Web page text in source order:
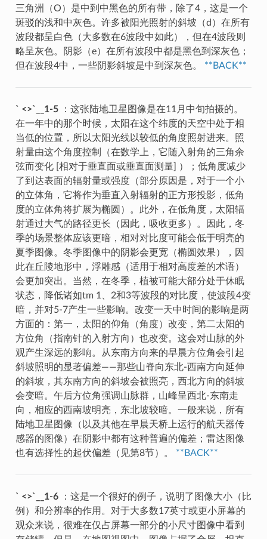
三角洲（O）是中到中黑色的所有带，除了4，这是一个
斑驳的浅和中灰色。许多被阳光照射的斜坡（d）在所有
波段都呈白色（大多数在6波段中如此），但在4波段则
略呈灰色。阴影（e）在所有波段中都是黑色到深灰色；
但在波段4中，一些阴影斜坡是中到深灰色。 **BACK**
` <>`__1-5：这张陆地卫星图像是在11月中旬拍摄的。
在一年中的那个时候，太阳在这个纬度的天空中处于相
当低的位置，所以太阳光线以较低的角度照射进来。照
射量由这个角度控制（在数学上，它随入射角的三角余
弦而变化 [相对于垂直面或垂直面测量] ）；低角度减少
了到达表面的辐射量或强度（部分原因是，对于一个小
的立体角，它将作为垂直入射辐射的正方形投影，低角
度的立体角将扩展为椭圆）。此外，在低角度，太阳辐
射通过大气的路径更长（因此，吸收更多）。因此，冬
季的场景整体应该更暗，相对对比度可能会低于明亮的
夏季图像。冬季图像中的阴影会更宽（椭圆效果），因
此在丘陵地形中，浮雕感（适用于相对高度差的术语）
会更加突出。当然，在冬季，植被可能大部分处于休眠
状态，降低诸如tm 1、2和3等波段的对比度，使波段4变
暗，并对5-7产生一些影响。改变一天中时间的影响是两
方面的：第一，太阳的仰角（角度）改变，第二太阳的
方位角（指南针的入射方向）也改变。这会对山脉的外
观产生深远的影响。从东南方向来的早晨方位角会引起
斜坡照明的显著偏差——那些山脊向东北-西南方向延伸
的斜坡，其东南方向的斜坡会被照亮，西北方向的斜坡
会变暗。午后方位角强调山脉群，山峰呈西北-东南走
向，相应的西南坡明亮，东北坡较暗。一般来说，所有
陆地卫星图像（以及其他在早晨天桥上运行的航天器传
感器的图像）在阴影中都有这种普遍的偏差；雷达图像
也有选择性的起伏偏差（见第8节）。 **BACK**
` <>`__1-6：这是一个很好的例子，说明了图像大小（比
例）和分辨率的作用。对于大多数17英寸或更小屏幕的
观众来说，很难在仅占屏幕一部分的小尺寸图像中看到